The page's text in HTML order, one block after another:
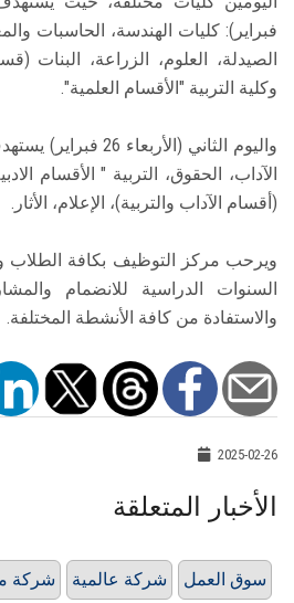
فبراير): كليات الهندسة، الحاسبات
الصيدلة، العلوم، الزراعة، البنات
وكلية التربية "الأقسام العلمية".
واليوم الثاني
الآداب، الحقوق، التربية " الأقسام
(أقسام الآداب والتربية)، الإعلام، الأثار.
ويرحب مركز التوظيف بكافة الطلاب
السنوات الدراسية للانضمام
والاستفادة من كافة الأنشطة المختلفة.
2025-02-26
الأخبار المتعلقة
شركة شركة عالمية سوق العمل